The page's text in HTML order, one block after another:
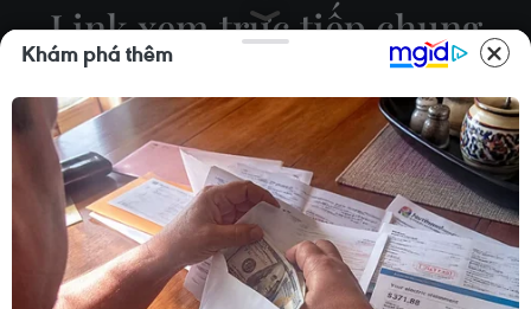
Link xem trực tiếp chung
kết U16 Việt Nam-U16
Indonesia
12/08/2022 12:10
Khám phá thêm